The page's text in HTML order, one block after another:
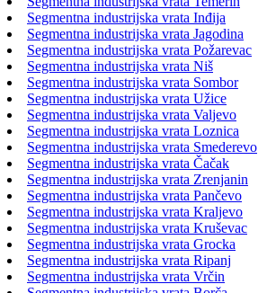
Segmentna industrijska vrata Inđija
Segmentna industrijska vrata Jagodina
Segmentna industrijska vrata Požarevac
Segmentna industrijska vrata Niš
Segmentna industrijska vrata Sombor
Segmentna industrijska vrata Užice
Segmentna industrijska vrata Valjevo
Segmentna industrijska vrata Loznica
Segmentna industrijska vrata Smederevo
Segmentna industrijska vrata Čačak
Segmentna industrijska vrata Zrenjanin
Segmentna industrijska vrata Pančevo
Segmentna industrijska vrata Kraljevo
Segmentna industrijska vrata Kruševac
Segmentna industrijska vrata Grocka
Segmentna industrijska vrata Ripanj
Segmentna industrijska vrata Vrčin